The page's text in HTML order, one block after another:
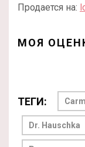
Продается на:
МОЯ
ТЕГИ:
Dr. Hauschka